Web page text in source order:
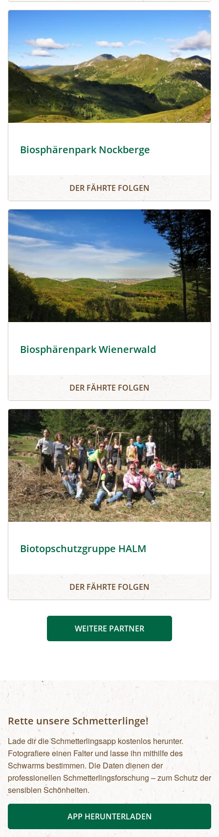
Biosphärenpark Nockberge
Biosphärenpark Nockberge
DER FÄHRTE FOLGEN
Biosphärenpark Wienerwald
Biosphärenpark Wienerwald
DER FÄHRTE FOLGEN
Biotopschutzgruppe HALM
Biotopschutzgruppe HALM
DER FÄHRTE FOLGEN
WEITERE PARTNER
Rette unsere Schmetterlinge!
Lade dir die Schmetterlingsapp kostenlos herunter.
Fotografiere einen Falter und lasse ihn mithilfe des
Schwarms bestimmen. Die Daten dienen der
professionellen Schmetterlingsforschung – zum Schutz der
sensiblen Schönheiten.
APP HERUNTERLADEN